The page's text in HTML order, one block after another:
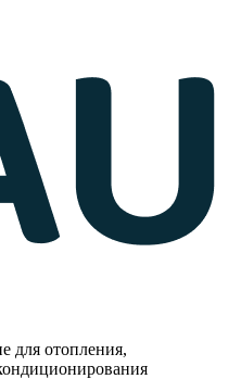
для отопления,